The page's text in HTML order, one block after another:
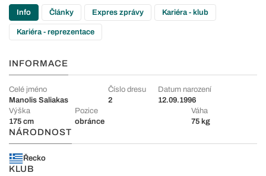
Info Články Expres zprávy Kariéra - klub
Kariéra - reprezentace
INFORMACE
Celé jméno
Manolis Saliakas
Číslo dresu
2
Datum narození
12.09.1996
Výška
175 cm
Pozice
obránce
Váha
75 kg
NÁRODNOST
Řecko
KLUB